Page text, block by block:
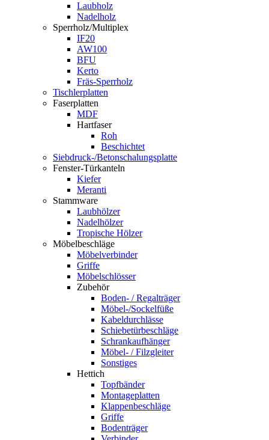
Laubholz
Nadelholz
Sperrholz/Multiplex
IF20
AW100
BFU
Kerto
Fräs-Sperrholz
Tischlerplatten
Faserplatten
MDF
Hartfaser
Roh
Beschichtet
Siebdruck-/Betonschalungsplatte
Fenster-Türkanteln
Kiefer
Meranti
Stammware
Laubhölzer
Nadelhölzer
Tropische Hölzer
Möbelbeschläge
Möbelverbinder
Griffe
Möbelschlösser
Zubehör
Boden- / Regalträger
Möbel-/Sockelfüße
Kabeldurchlässe
Schiebetürbeschläge
Schrankaufhänger
Möbel- / Filzgleiter
Sonstiges
Hettich
Topfbänder
Montageplatten
Klappenbeschläge
Griffe
Bodenträger